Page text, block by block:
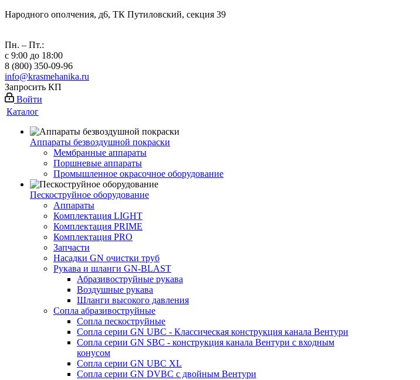
Народного ополчения, д6, ТК Путиловский, секция 39
Пн. – Пт.:
с 9:00 до 18:00
8 (800) 350-09-96
info@krasmehanika.ru
Запросить КП
Войти
Каталог
Аппараты безвоздушной покраски
Мембранные аппараты
Поршневые аппараты
Промышленное окрасочное оборудование
Пескоструйное оборудование
Аппараты
Комплектация LIGHT
Комплектация PRIME
Комплектация PRO
Запчасти
Насадки GN очистки труб
Рукава и шланги GN-BLAST
Абразивоструйные рукава
Воздушные рукава
Шланги высокого давления
Сопла абразивоструйные
Сопла пескоструйные
Сопла серии GN UBC - Классическая конструкция канала Вентури
Сопла серии GN SBC - конструкция канала Вентури c входным
конусом
Сопла серии GN UBC XL
Сопла серии GN DVBC с двойным Вентури